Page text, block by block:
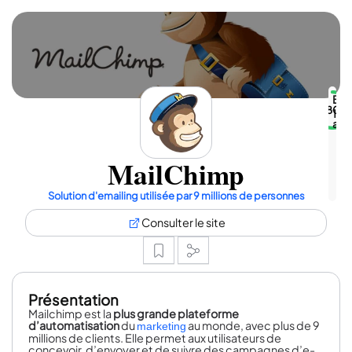
MailChimp
Solution d'emailing utilisée par 9 millions de personnes
80
1
avis
Consulter le site
Présentation
Mailchimp est laplus grande plateforme
d’automatisationdumarketing au monde, avec plus de 9
millions de clients. Elle permet aux utilisateurs de